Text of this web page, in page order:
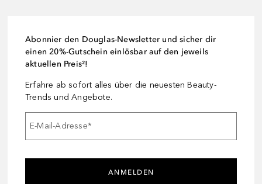
Abonnier den Douglas-Newsletter und sicher dir
einen 20%-Gutschein einlösbar auf den jeweils
aktuellen Preis²!
Erfahre ab sofort alles über die neuesten Beauty-
Trends und Angebote.
E-Mail-Adresse*
ANMELDEN